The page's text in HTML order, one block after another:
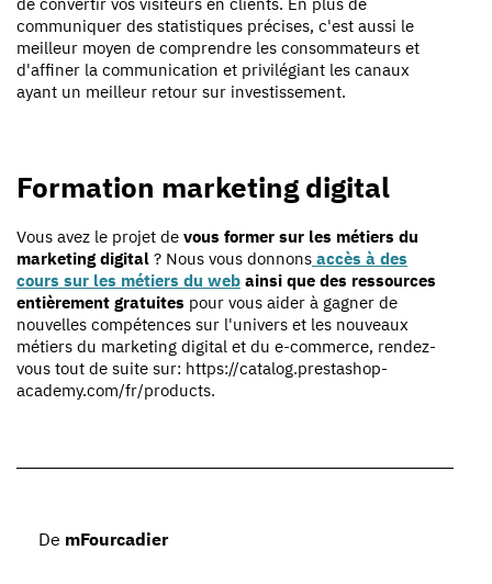
communiquer des statistiques précises, c'est aussi le
meilleur moyen de comprendre les consommateurs et
d'affiner la communication et privilégiant les canaux
ayant un meilleur retour sur investissement.
Formation marketing digital
Vous avez le projet de vous former sur les métiers du
marketing digital ? Nous vous donnons accès à des
cours sur les métiers du web ainsi que des ressources
entièrement gratuites pour vous aider à gagner de
nouvelles compétences sur l'univers et les nouveaux
métiers du marketing digital et du e-commerce, rendez-
vous tout de suite sur: https://catalog.prestashop-
academy.com/fr/products.
De mFourcadier